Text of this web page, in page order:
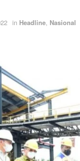
in Headline, Nasional